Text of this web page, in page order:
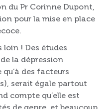
du Pr Corinne Dupont,
pour la mise en place
loin ! Des études
la dépression
des facteurs
serait égale partout
compte qu’elle est
de genre, et beaucoup